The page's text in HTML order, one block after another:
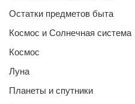
Остатки предметов быта
Космос и Солнечная система
Космос
Луна
Планеты и спутники